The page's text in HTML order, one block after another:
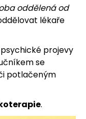
oddělená od
lékaře
projevy
se
potlačeným
.